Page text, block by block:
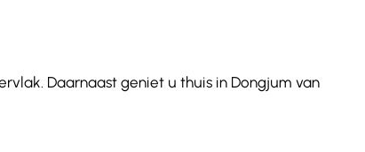
Daarnaast geniet u thuis in Dongjum van